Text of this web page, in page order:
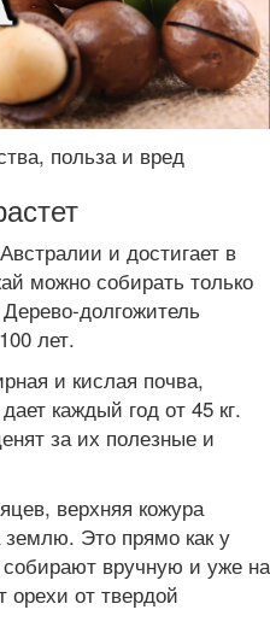
польза и вред
и достигает в
можно собирать только
долгожитель
лет.
и кислая почва,
каждый год от 45 кг.
за их полезные и
верхняя кожура
землю. Это прямо как у
вручную и уже на
от твердой